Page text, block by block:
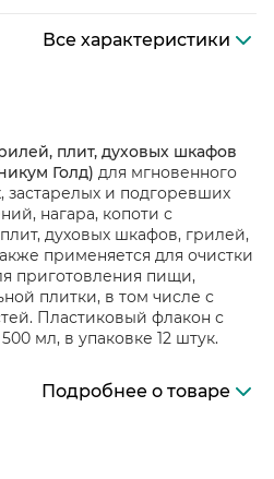
Все характеристики
плит, духовых шкафов
Голд) для мгновенного
застарелых и подгоревших
нагара, копоти с
духовых шкафов, грилей,
применяется для очистки
приготовления пищи,
плитки, в том числе с
Пластиковый флакон с
мл, в упаковке 12 штук.
Подробнее о товаре